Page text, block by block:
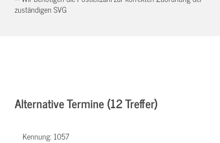
zuständigen SVG
Alternative Termine (12 Treffer)
Kennung: 1057